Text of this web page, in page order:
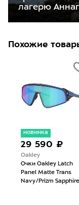
лагерю
Похожие
новинка
29 590 ₽
Oakley
Очки Oakley Latch
Panel Matte Trans
Navy/Prizm Sapphire